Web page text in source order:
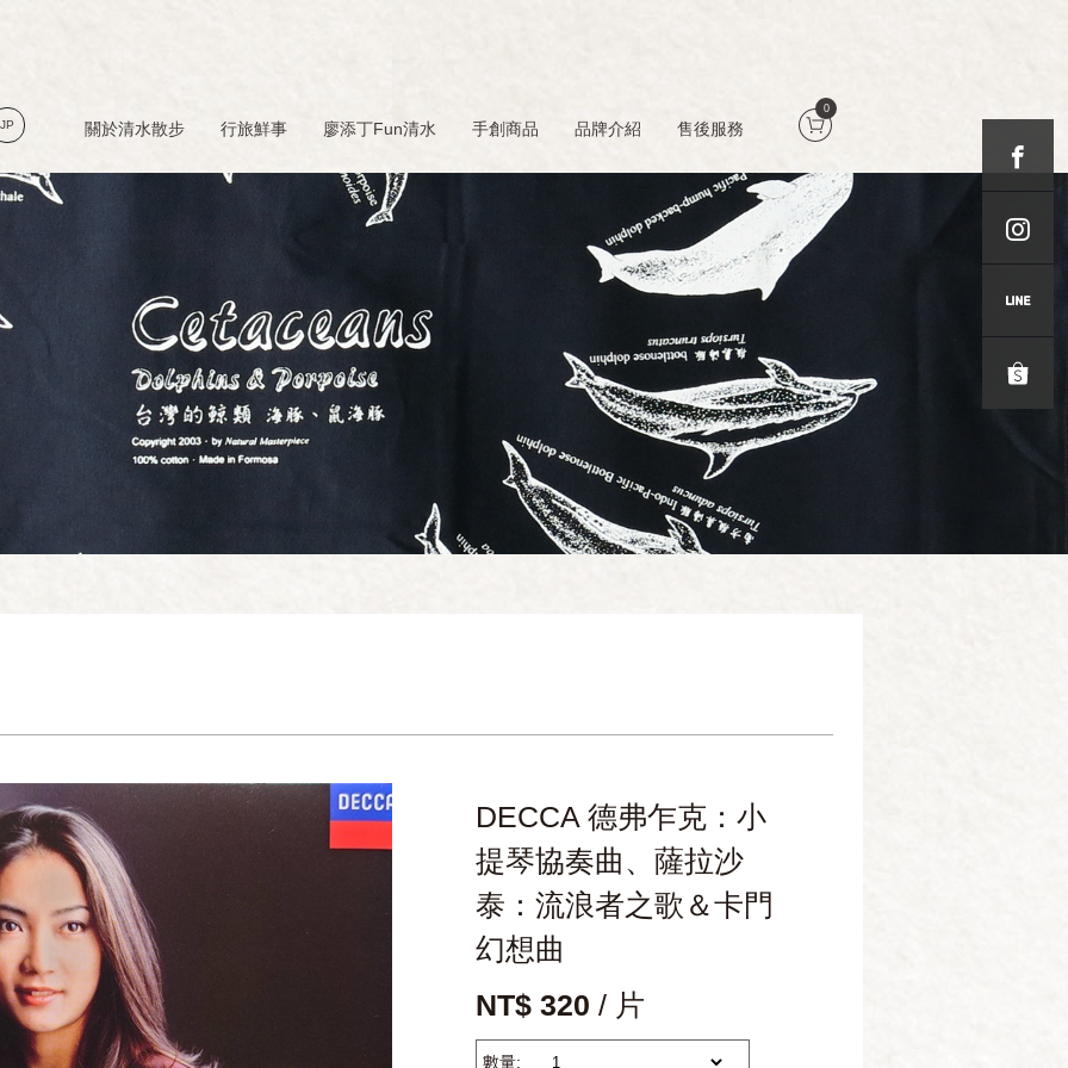
JP 關於清水散步 行旅鮮事 廖添丁Fun清水 手創商品 品牌介紹 售後服務
0
DECCA 德弗乍克：小
提琴協奏曲、薩拉沙
泰：流浪者之歌＆卡門
幻想曲
NT$ 320 / 片
數量: